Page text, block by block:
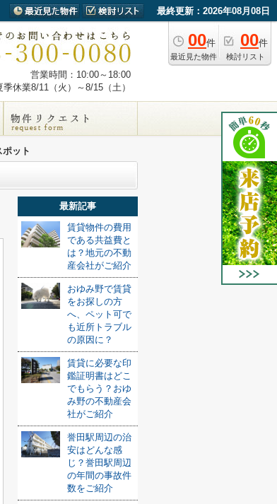
最終更新：2026年08月08日
00件
最近見た物件
00件
検討リスト
営業時間：10:00～18:00
休業8/11（火）～8/15（土）
ット
最新記事
賃貸物件の費用
である共益費と
は？地元の不動
産会社がご紹介
おゆみ野で賃貸
をお探しの方
へ、ペット可で
も近所トラブル
の原因に？
賃貸に必要な印
鑑証明書はどこ
でもらう？おゆ
み野の不動産会
社がご紹介
誉田駅周辺の治
安はどんな感
じ？誉田駅周辺
の年間の事故件
数をご紹介